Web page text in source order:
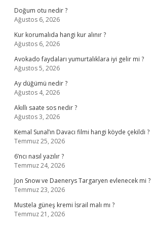
Doğum otu nedir ?
Ağustos 6, 2026
Kur korumalıda hangi kur alınır ?
Ağustos 6, 2026
Avokado faydaları yumurtalıklara iyi gelir mi ?
Ağustos 5, 2026
Ay düğümü nedir ?
Ağustos 4, 2026
Akıllı saate sos nedir ?
Ağustos 3, 2026
Kemal Sunal’ın Davacı filmi hangi köyde çekildi ?
Temmuz 25, 2026
6’ncı nasıl yazılır ?
Temmuz 24, 2026
Jon Snow ve Daenerys Targaryen evlenecek mi ?
Temmuz 23, 2026
Mustela güneş kremi İsrail malı mı ?
Temmuz 21, 2026